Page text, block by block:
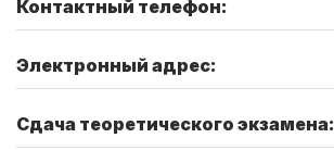
Контактный телефон:
Электронный адрес:
Сдача теоретического экзамена: